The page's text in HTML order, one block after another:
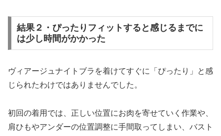
結果２・ぴったりフィットすると感じるまでに
は少し時間がかかった
ヴィアージュナイトブラを着けてすぐに「ぴったり」と感
じられたわけではありませんでした。
初回の着用では、正しい位置にお肉を寄せていく作業や、
肩ひもやアンダーの位置調整に手間取ってしまい、バスト